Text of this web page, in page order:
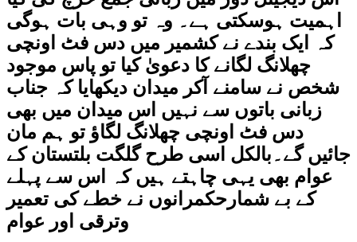
اہمیت ہوسکتی ہے۔ وہ تو وہی بات ہوگی
کہ ایک بندے نے کشمیر میں دس فٹ اونچی
چھلانگ لگانے کا دعویٰ کیا تو پاس موجود
شخص نے سامنے آکر میدان دیکھایا کہ جناب
زبانی باتوں سے نہیں اس میدان میں بھی
دس فٹ اونچی چھلانگ لگاؤ تو ہم مان
جائیں گے۔بالکل اسی طرح گلگت بلتستان کے
عوام بھی یہی چاہتے ہیں کہ اس سے پہلے
کے بے شمارحکمرانوں نے خطے کی تعمیر
وترقی اور عوام